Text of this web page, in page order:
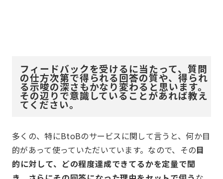
フィードバックを受けるに当たって、質問
の仕方次第で得られる回答の質や、得られ
る示唆の深さもかなり変わると思います。
その辺りで意識していることがあれば教え
てください。
多くの、特にBtoBのサービスに関して言うと、何か目
的があって使っていただいています。なので、その目
的に対して、どの程度達成できてるかを定量で聞